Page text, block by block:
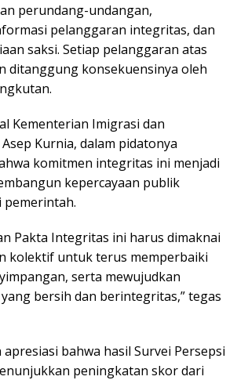
perundang-undangan,
pelanggaran integritas, dan
saksi. Setiap pelanggaran atas
ditanggung konsekuensinya oleh
Kementerian Imigrasi dan
Kurnia, dalam pidatonya
komitmen integritas ini menjadi
kepercayaan publik
Pakta Integritas ini harus dimaknai
kolektif untuk terus memperbaiki
serta mewujudkan
bersih dan berintegritas,” tegas
bahwa hasil Survei Persepsi
peningkatan skor dari